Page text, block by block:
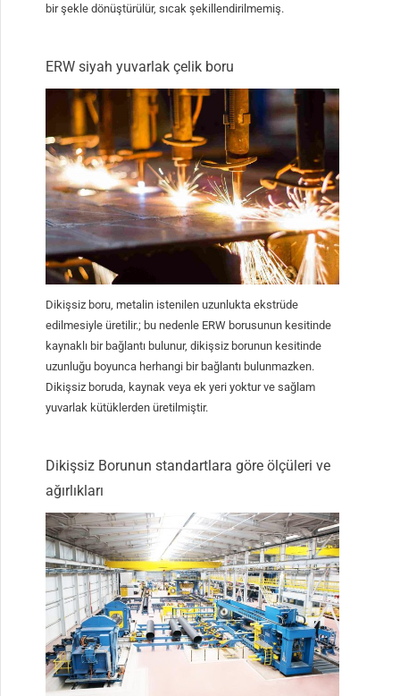
bir şekle dönüştürülür, sıcak şekillendirilmemiş.
ERW siyah yuvarlak çelik boru
Dikişsiz boru, metalin istenilen uzunlukta ekstrüde
edilmesiyle üretilir.; bu nedenle ERW borusunun kesitinde
kaynaklı bir bağlantı bulunur, dikişsiz borunun kesitinde
uzunluğu boyunca herhangi bir bağlantı bulunmazken.
Dikişsiz boruda, kaynak veya ek yeri yoktur ve sağlam
yuvarlak kütüklerden üretilmiştir.
Dikişsiz Borunun standartlara göre ölçüleri ve
ağırlıkları